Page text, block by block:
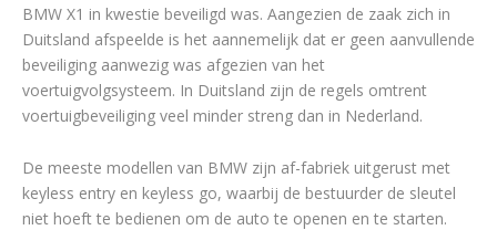
BMW X1 in kwestie beveiligd was. Aangezien de zaak zich in
Duitsland afspeelde is het aannemelijk dat er geen aanvullende
beveiliging aanwezig was afgezien van het
voertuigvolgsysteem. In Duitsland zijn de regels omtrent
voertuigbeveiliging veel minder streng dan in Nederland.
De meeste modellen van BMW zijn af-fabriek uitgerust met
keyless entry en keyless go, waarbij de bestuurder de sleutel
niet hoeft te bedienen om de auto te openen en te starten.